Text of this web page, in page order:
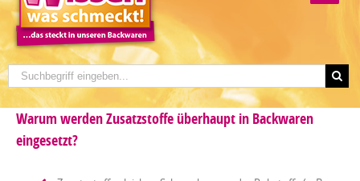
Warum werden Zusatzstoffe überhaupt in Backwaren
eingesetzt?